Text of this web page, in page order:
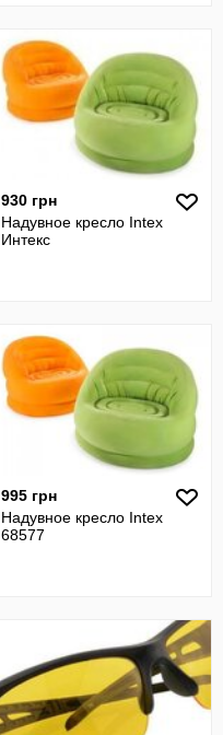
930 грн
Надувное кресло Intex
Интекс
995 грн
Надувное кресло Intex
68577